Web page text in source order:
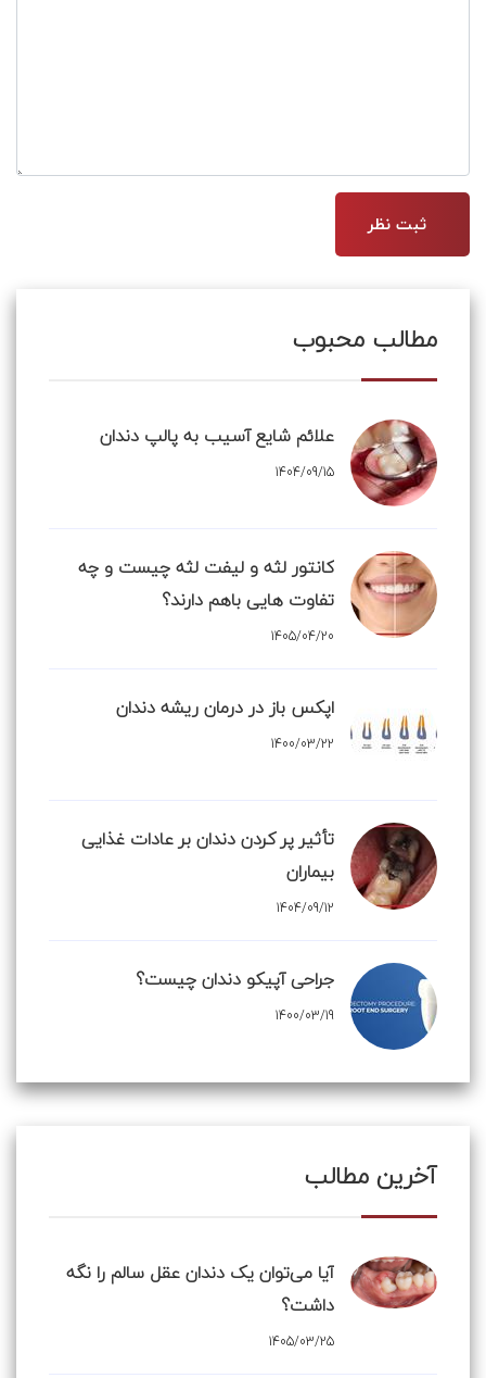
مطالب محبوب
علائم شایع آسیب به پالپ دندان
1404/09/15
کانتور لثه و لیفت لثه چیست و چه
تفاوت هایی باهم دارند؟
1405/04/20
اپکس باز در درمان ریشه دندان
1400/03/22
تأثیر پر کردن دندان بر عادات غذایی
بیماران
1404/09/12
جراحی آپیکو دندان چیست؟
1400/03/19
آخرین مطالب
آیا می‌توان یک دندان عقل سالم را نگه
داشت؟
1405/03/25